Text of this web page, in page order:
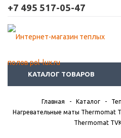
+7 495 517-05-47
КАТАЛОГ ТОВАРОВ
Главная - Каталог -
Нагревательные маты Thermomat
Thermomat